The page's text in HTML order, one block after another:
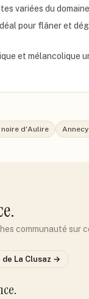
variées du
pour flâner et
et mélancolique
d'Aulire Annecy
.
communauté sur
de La Clusaz →
.